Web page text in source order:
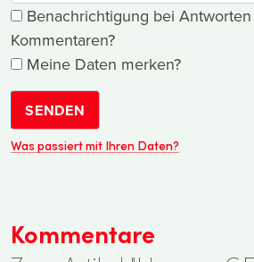
Benachrichtigung bei
Kommentaren?
Meine Daten merken?
SENDEN
Was passiert mit Ihren Daten?
Kommentare